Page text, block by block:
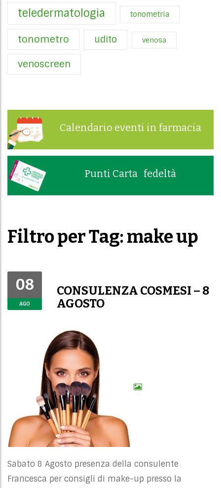
teledermatologia tonometria
tonometro udito venosa
venoscreen
Calendario eventi in farmacia
Punti Carta fedeltà
Filtro per Tag: make up
08
AGO
CONSULENZA COSMESI – 8
AGOSTO
Sabato 8 Agosto presenza della consulente
Francesca per consigli di make-up presso la